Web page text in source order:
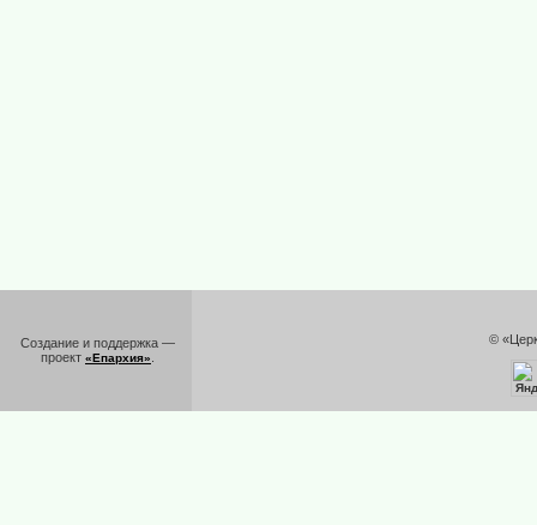
Создание и поддержка —
проект «Епархия»
©